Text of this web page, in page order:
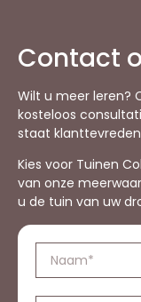
Contact
Wilt u meer leren?
kosteloos
staat
Kies voor Tuinen
van onze
u de tuin van uw